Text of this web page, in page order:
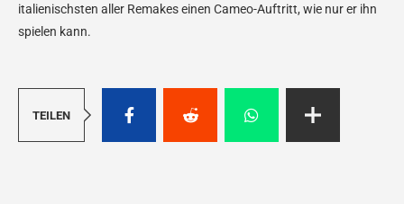
italienischsten aller Remakes einen Cameo-Auftritt, wie nur er ihn
spielen kann.
TEILEN